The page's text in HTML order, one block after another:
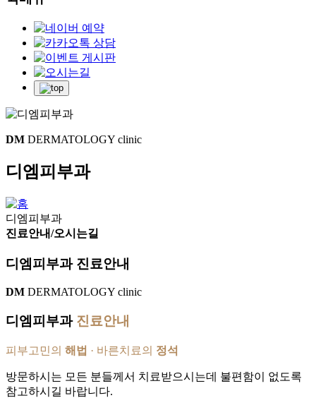
DM DERMATOLOGY clinic
디엠피부과
디엠피부과
진료안내/오시는길
디엠피부과 진료안내
DM DERMATOLOGY clinic
디엠피부과진료안내
피부고민의 해법 · 바른치료의 정석
방문하시는 모든 분들께서 치료받으시는데 불편함이 없도록
참고하시길 바랍니다.